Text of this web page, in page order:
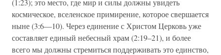
(1:23); это место, где мир и силы должны увидеть
космическое, вселенское примирение, которое свершается
ныне (3:6—10). Через единение с Христом Церковь уже
составляет единый небесный храм (2:19–21), и более
всего мы должны стремиться поддерживать это единство,